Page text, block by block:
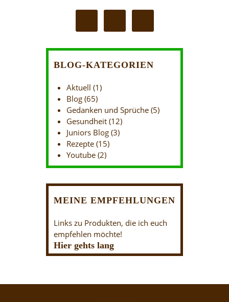
BLOG-KATEGORIEN
Aktuell (1)
Blog (65)
Gedanken und Sprüche (5)
Gesundheit (12)
Juniors Blog (3)
Rezepte (15)
Youtube (2)
MEINE EMPFEHLUNGEN
Links zu Produkten, die ich euch
empfehlen möchte!
Hier gehts lang